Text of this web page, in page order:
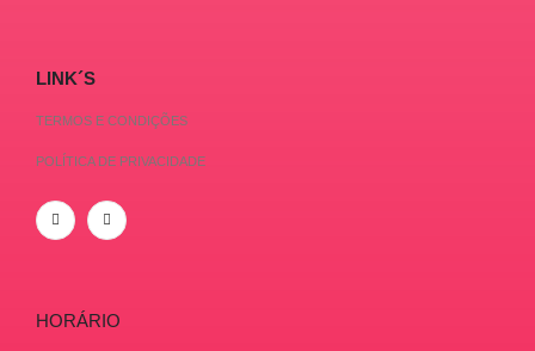
LINK´S
TERMOS E CONDIÇÕES
POLÍTICA DE PRIVACIDADE
HORÁRIO